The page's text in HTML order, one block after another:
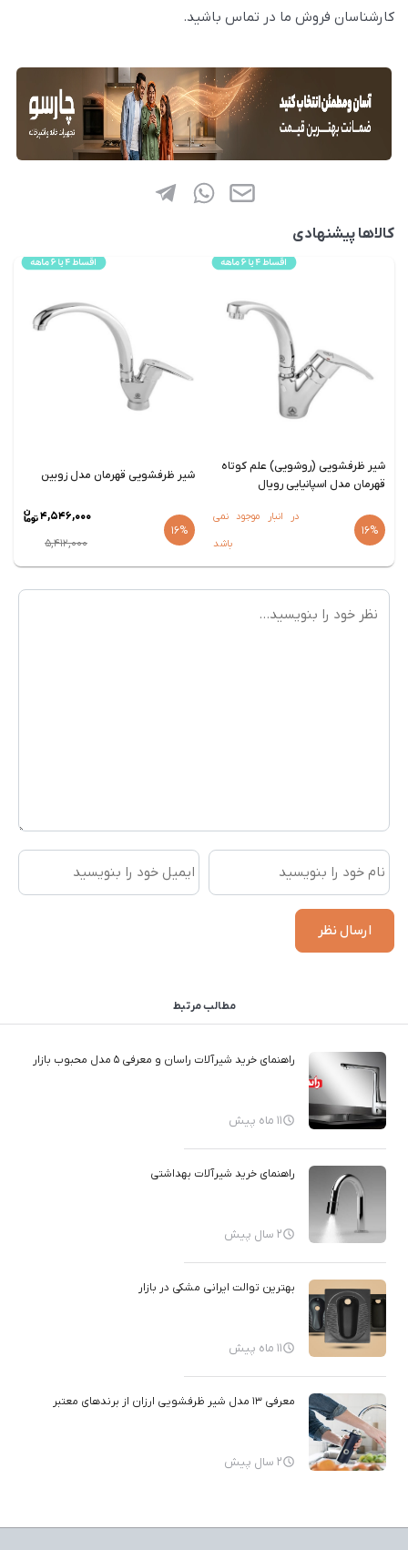
کارشناسان فروش ما در تماس باشید.
کالاها پیشنهادی
شیر ظرفشویی (روشویی) علم کوتاه
قهرمان مدل اسپانیایی رویال
16%
در انبار موجود نمی
باشد
شیر ظرفشویی قهرمان مدل زوبین
16%
5,412,000
4,546,000
قیمت
مطالب مرتبط
راهنمای خرید شیرآلات راسان و معرفی ۵ مدل محبوب بازار
11 ماه پیش
راهنمای خرید شیرآلات بهداشتی
2 سال پیش
بهترین توالت ایرانی مشکی در بازار
11 ماه پیش
معرفی ۱۳ مدل شیر ظرفشویی ارزان از برندهای معتبر
2 سال پیش